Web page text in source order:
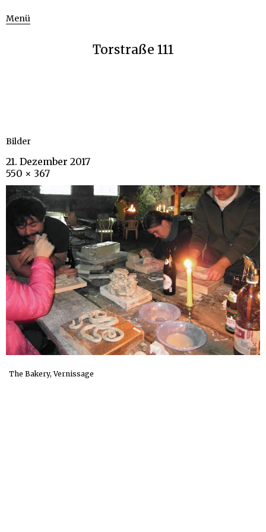
Menü
Torstraße 111
Bilder
21. Dezember 2017
550 × 367
The Bakery, Vernissage